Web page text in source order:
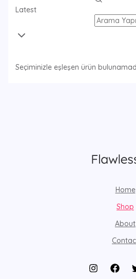
Latest
Seçiminizle eşleşen ürün
Home
Shop
About